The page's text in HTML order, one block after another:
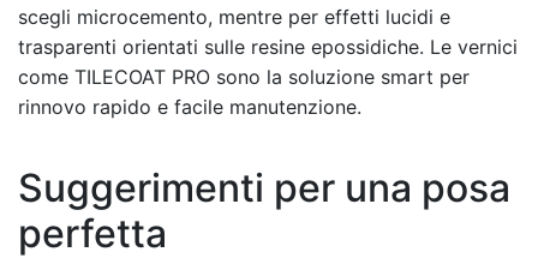
scegli microcemento, mentre per effetti lucidi e
trasparenti orientati sulle resine epossidiche. Le vernici
come TILECOAT PRO sono la soluzione smart per
rinnovo rapido e facile manutenzione.
Suggerimenti per una posa
perfetta